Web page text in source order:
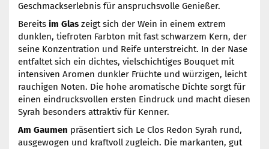
Geschmackserlebnis für anspruchsvolle Genießer.
Bereits im Glas zeigt sich der Wein in einem extrem
dunklen, tiefroten Farbton mit fast schwarzem Kern, der
seine Konzentration und Reife unterstreicht. In der Nase
entfaltet sich ein dichtes, vielschichtiges Bouquet mit
intensiven Aromen dunkler Früchte und würzigen, leicht
rauchigen Noten. Die hohe aromatische Dichte sorgt für
einen eindrucksvollen ersten Eindruck und macht diesen
Syrah besonders attraktiv für Kenner.
Am Gaumen präsentiert sich Le Clos Redon Syrah rund,
ausgewogen und kraftvoll zugleich. Die markanten, gut